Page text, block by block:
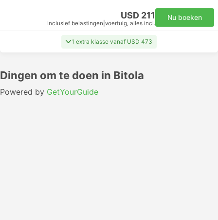
USD 211
Inclusief belastingen voertuig, alles incl.
Nu boeken
1 extra klasse vanaf USD 473
Dingen om te doen in Bitola
Powered by GetYourGuide